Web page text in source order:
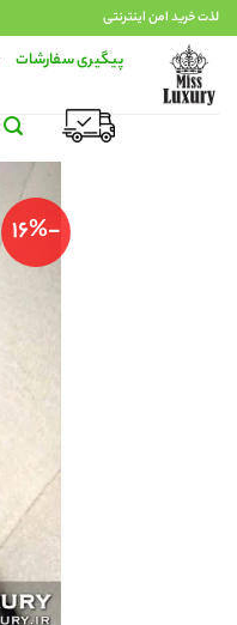
Skip
to
content
لذت خرید امن اینترنتی
پیگیری سفارشات
-16%